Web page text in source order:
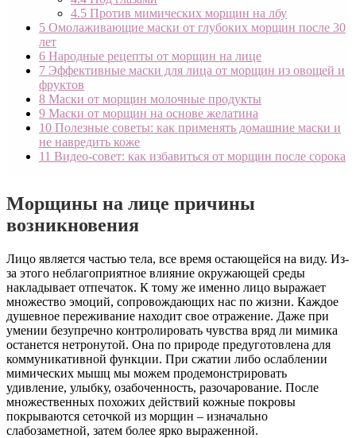
4.5 Против мимических морщин на лбу
5 Омолаживающие маски от глубоких морщин после 30
лет
6 Народные рецепты от морщин на лице
7 Эффективные маски для лица от морщин из овощей и
фруктов
8 Маски от морщин молочные продукты
9 Маски от морщин на основе желатина
10 Полезные советы: как применять домашние маски и
не навредить коже
11 Видео-совет: как избавиться от морщин после сорока
Морщины на лице причины
возникновения
Лицо является частью тела, все время остающейся на виду. Из-
за этого неблагоприятное влияние окружающей среды
накладывает отпечаток. К тому же именно лицо выражает
множество эмоций, сопровождающих нас по жизни. Каждое
душевное переживание находит свое отражение. Даже при
умении безупречно контролировать чувства вряд ли мимика
останется нетронутой. Она по природе предуготовлена для
коммуникативной функции. При сжатии либо ослаблении
мимических мышц мы можем продемонстрировать
удивление, улыбку, озабоченность, разочарование. После
множественных похожих действий кожные покровы
покрываются сеточкой из морщин – изначально
слабозаметной, затем более ярко выраженной.